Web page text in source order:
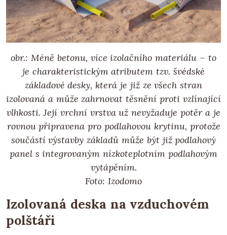
obr.: Méně betonu, více izolačního materiálu – to
je charakteristickým atributem tzv. švédské
základové desky, která je již ze všech stran
izolovaná a může zahrnovat těsnění proti vzlínající
vlhkosti. Její vrchní vrstva už nevyžaduje potěr a je
rovnou připravena pro podlahovou krytinu, protože
součástí výstavby základů může být již podlahový
panel s integrovaným nízkoteplotním podlahovým
vytápěním.
Foto: Izodomo
Izolovaná deska na vzduchovém
polštáři